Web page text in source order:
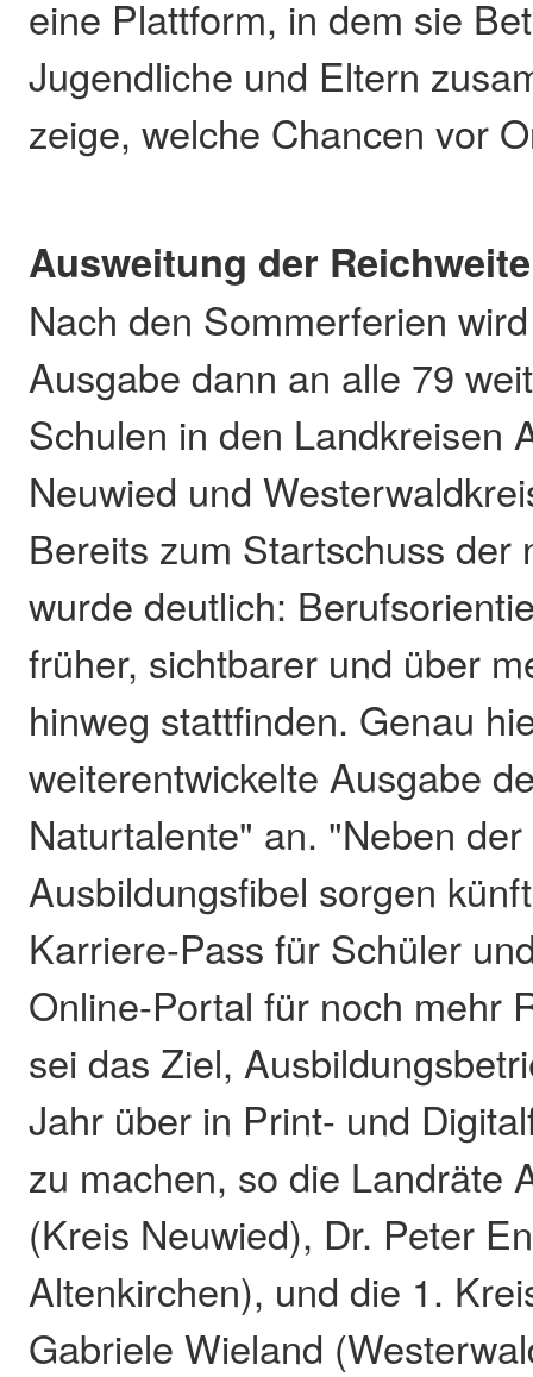
eine Plattform, in dem sie
Jugendliche und Eltern
zeige, welche Chancen vor
Ausweitung der Reichweite
Nach den Sommerferien
Ausgabe dann an alle 79
Schulen in den Landkreisen
Neuwied und
Bereits zum Startschuss der
wurde deutlich:
früher, sichtbarer und über
hinweg stattfinden. Genau
weiterentwickelte Ausgabe
Naturtalente" an. "Neben
Ausbildungsfibel sorgen
Karriere-Pass für Schüler
Online-Portal für noch mehr
sei das Ziel,
Jahr über in Print- und
zu machen, so die Landräte
(Kreis Neuwied), Dr. Peter
Altenkirchen), und die 1.
Gabriele Wieland